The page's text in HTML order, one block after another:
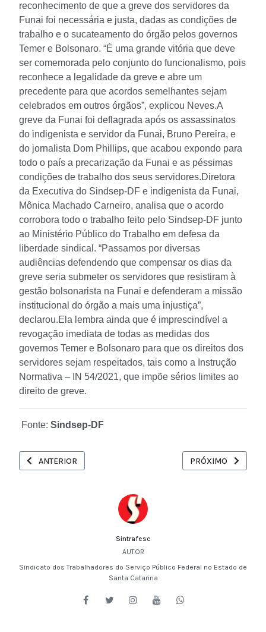
Sintrafesc
AUTOR
Sindicato dos Trabalhadores do Serviço Público Federal no Estado de
Santa Catarina
reconhecimento de que a greve dos servidores da
Funai foi necessária e justa, dadas as condições de
trabalho e o sucateamento do órgão pelos governos
Temer e Bolsonaro. “É uma grande vitória que deve
ser comemorada pelo conjunto do funcionalismo, pois
reconhece a legalidade da greve e abre um
precedente para que acordos semelhantes sejam
celebrados em outros órgãos”, explicou Neves.A
greve da Funai foi deflagrada após os assassinatos
do indigenista e servidor da Funai, Bruno Pereira, e
do jornalista Dom Phillips, que acabou expondo para
todo o país a precarização da Funai e as péssimas
condições de trabalho dos seus servidores.Diretora
da Executiva do Sindsep-DF e indigenista da Funai,
Mônica Machado Carneiro, analisa que o acordo
corrobora todo o trabalho feito pelo Sindsep-DF junto
ao Ministério Público do Trabalho em defesa da
liberdade sindical. “Passamos por diversas
audiências defendendo que compensar os dias da
greve seria submeter os servidores que resistiram à
gestão bolsonarista na Funai e defenderam a missão
institucional do órgão a mais uma injustiça”,
declarou.Ela lembra ainda que é imprescindível a
revogação imediata de todas as medidas dos
governos Temer e Bolsonaro para que os direitos dos
servidores sejam respeitados, tais como a Instrução
Normativa – IN 54/2021, que impõe sérios limites ao
direito de greve.
Fonte: Sindsep-DF
ARTIGO ANTERIOR: A MAIORIA DOS SERVIDORES NÃO GANHA
ANTERIOR PRÓXIMO ARTIGO:
PRÓXIMO